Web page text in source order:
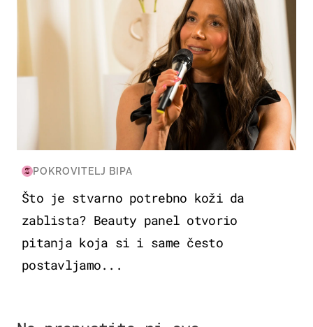
POKROVITELJ BIPA
Što je stvarno potrebno koži da
zablista? Beauty panel otvorio
pitanja koja si i same često
postavljamo...